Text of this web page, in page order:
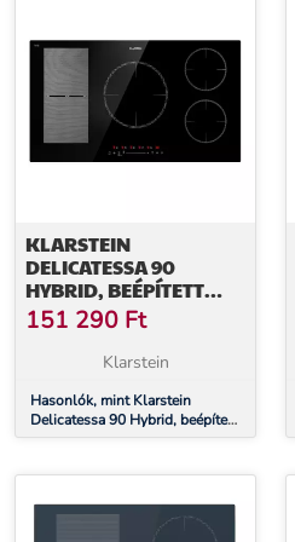
KLARSTEIN
DELICATESSA 90
HYBRID, BEÉPÍTETT
INDUKCIÓS FŐZŐLAP,
7400 W, 5 ZÓNA,
151 290 Ft
Klarstein
Hasonlók, mint Klarstein
Delicatessa 90 Hybrid, beépített
indukciós főzőlap, 7400 W, 5